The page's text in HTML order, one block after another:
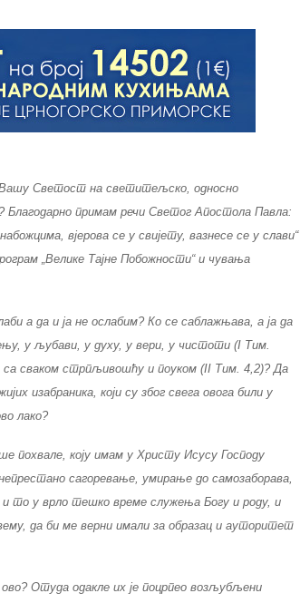
Вашу Светост на светитељско, односно
примам речи Светог Апостола Павла:
вјерова се у свијету, вазнесе се у слави“
„Велике Тајне Побожности“ и чувања
а да и ја не ослабим? Ко се саблажњава, а ја да
у љубави, у духу, у вери, у чистоти (I Тим.
са сваком стрпљивошћу и поуком (II Тим. 4,2)? Да
изабраника, који су због свега овога били у
лако?
похвале, коју имам у Христу Исусу Господу
сагоревање, умирање до самозаборава,
то у врло тешко време служења Богу и роду, и
да би ме верни имали за образац и ауторитет
Отуда одакле их је поцрпео возљубљени